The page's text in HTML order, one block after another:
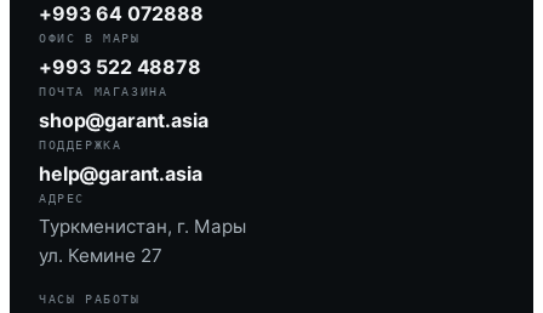
+993 64 072888
ОФИС В МАРЫ
+993 522 48878
ПОЧТА МАГАЗИНА
shop@garant.asia
ПОДДЕРЖКА
help@garant.asia
АДРЕС
Туркменистан, г. Мары
ул. Кемине 27
ЧАСЫ РАБОТЫ